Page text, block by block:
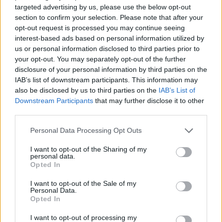
targeted advertising by us, please use the below opt-out
section to confirm your selection. Please note that after your
opt-out request is processed you may continue seeing
interest-based ads based on personal information utilized by
us or personal information disclosed to third parties prior to
your opt-out. You may separately opt-out of the further
disclosure of your personal information by third parties on the
IAB’s list of downstream participants. This information may
also be disclosed by us to third parties on the IAB’s List of
Downstream Participants that may further disclose it to other
Please note that this website/app uses one or more Google
not limited to your visit or usage behaviour. You may click to
grant or deny consent to Google and its third-party tags to
use your data for below specified purposes in below Google
consent section.
Personal Data Processing Opt Outs
I want to opt-out of the Sharing of my
personal data.
Opted In
I want to opt-out of the Sale of my
Personal Data.
Opted In
I want to opt-out of processing my
Ennél a sovány tejport csicseriborsó és rizsszirup
kombinációjára cserélték.
A már idézett cikk szerint Nutella Peanuttal
elsősorban a mogyoróvajban legnagyobb
felvevőpiacnak számító USA-ra lőnek. 2020 óta
megduplázódtak a tengerentúlon a Nutella
csak korlátozott ideig lesz elérhető, vagy
állandóvá válik, valószínűleg attól függ, milyen
gyorsan kerül a háztartások polcaira.